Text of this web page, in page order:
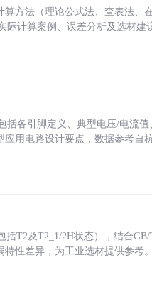
方法（理论公式法、查表法、
际计算案例、误差分析及选材建
括各引脚定义、典型电压/电流
用电路设计要点，数据参考自
T2及T2_1/2H状态），结合
性差异，为工业选材提供参考。